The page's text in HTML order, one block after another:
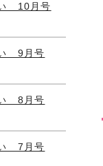
10月号
9月号
8月号
7月号